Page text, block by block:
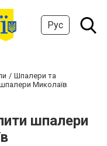
Рус
Шпалери та
Миколаїв
шпалери